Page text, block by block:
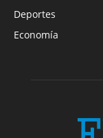
Deportes
Economía